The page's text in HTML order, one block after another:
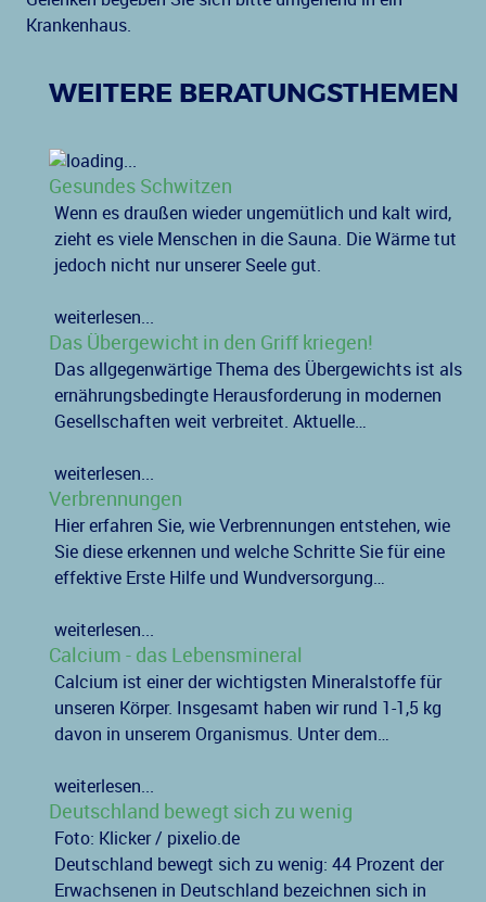
Krankenhaus.
WEITERE BERATUNGSTHEMEN
Gesundes Schwitzen
Wenn es draußen wieder ungemütlich und kalt wird,
zieht es viele Menschen in die Sauna. Die Wärme tut
jedoch nicht nur unserer Seele gut.
weiterlesen...
Das Übergewicht in den Griff kriegen!
Das allgegenwärtige Thema des Übergewichts ist als
ernährungsbedingte Herausforderung in modernen
Gesellschaften weit verbreitet. Aktuelle…
weiterlesen...
Verbrennungen
Hier erfahren Sie, wie Verbrennungen entstehen, wie
Sie diese erkennen und welche Schritte Sie für eine
effektive Erste Hilfe und Wundversorgung…
weiterlesen...
Calcium - das Lebensmineral
Calcium ist einer der wichtigsten Mineralstoffe für
unseren Körper. Insgesamt haben wir rund 1-1,5 kg
davon in unserem Organismus. Unter dem…
weiterlesen...
Deutschland bewegt sich zu wenig
Foto: Klicker / pixelio.de
Deutschland bewegt sich zu wenig: 44 Prozent der
Erwachsenen in Deutschland bezeichnen sich in